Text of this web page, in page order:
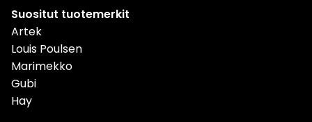
Suositut tuotemerkit
Artek
Louis Poulsen
Marimekko
Gubi
Hay